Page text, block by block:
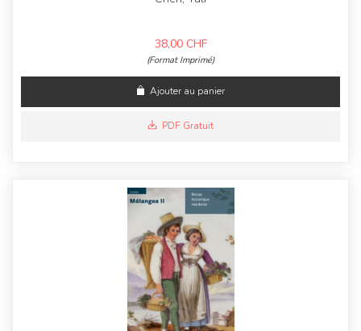
38,00 CHF
(Format Imprimé)
Ajouter au panier
PDF Gratuit